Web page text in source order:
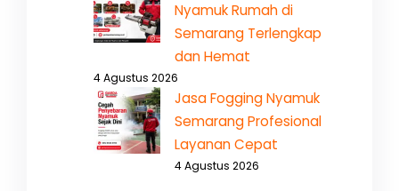
Nyamuk Rumah di
Semarang Terlengkap
dan Hemat
4 Agustus 2026
Jasa Fogging Nyamuk
Semarang Profesional
Layanan Cepat
4 Agustus 2026